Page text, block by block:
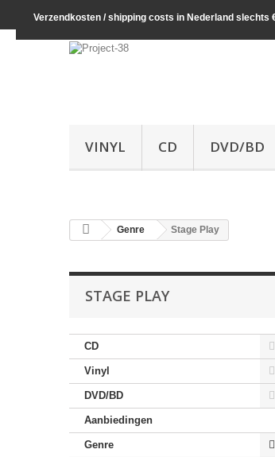
Verzendkosten / shipping costs in Nederland slechts
VINYL CD DVD/BD
Genre Stage Play
STAGE PLAY
CD
Vinyl
DVD/BD
Aanbiedingen
Genre